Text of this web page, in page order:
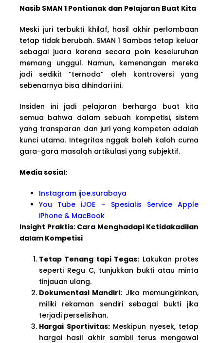
Nasib SMAN 1 Pontianak dan Pelajaran Buat Kita
Meski juri terbukti khilaf, hasil akhir perlombaan
tetap tidak berubah. SMAN 1 Sambas tetap keluar
sebagai juara karena secara poin keseluruhan
memang unggul. Namun, kemenangan mereka
jadi sedikit “ternoda” oleh kontroversi yang
sebenarnya bisa dihindari ini.
Insiden ini jadi pelajaran berharga buat kita
semua bahwa dalam sebuah kompetisi, sistem
yang transparan dan juri yang kompeten adalah
kunci utama. Integritas nggak boleh kalah cuma
gara-gara masalah artikulasi yang subjektif.
Media sosial:
Instagram ijoe.surabaya
You Tube iJOE – Spesialis Service Apple
iPhone & MacBook
Insight Praktis: Cara Menghadapi Ketidakadilan
dalam Kompetisi
Tetap Tenang tapi Tegas: Lakukan protes
seperti Regu C, tunjukkan bukti atau minta
tinjauan ulang.
Dokumentasi Mandiri: Jika memungkinkan,
miliki rekaman sendiri sebagai bukti jika
terjadi perselisihan.
Hargai Sportivitas:Meskipun nyesek, tetap
hargai hasil akhir sambil terus mengawal